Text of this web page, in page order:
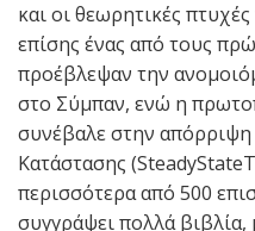
και οι θεωρητικές
επίσης ένας από τους
προέβλεψαν την
στο Σύμπαν, ενώ η
συνέβαλε στην απόρριψη
Κατάστασης
περισσότερα από 500
συγγράψει πολλά